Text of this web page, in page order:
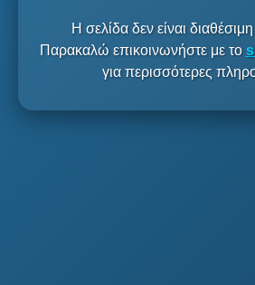
Η σελίδα δεν είναι
Παρακαλώ επικοινωνήστε με το
για περισσότερες